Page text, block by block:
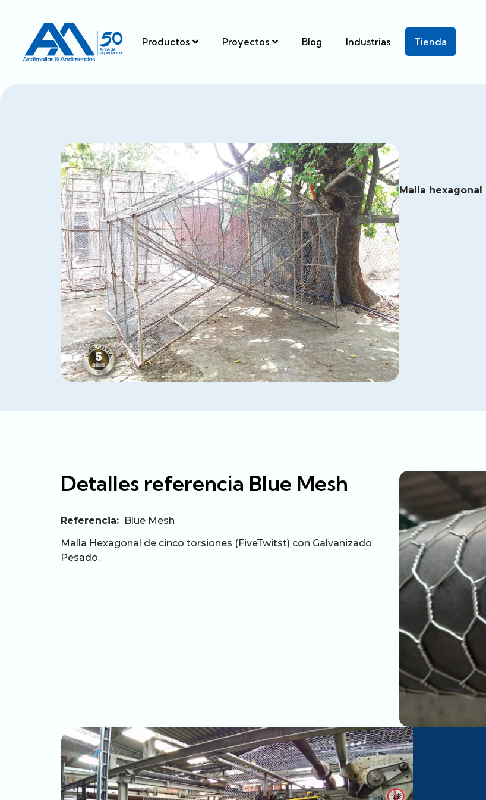
Productos Proyectos Blog Industrias Tienda
Malla hexagonal
Detalles referencia Blue Mesh
Referencia: Blue Mesh
Malla Hexagonal de cinco torsiones (FiveTwitst) con Galvanizado
Pesado.